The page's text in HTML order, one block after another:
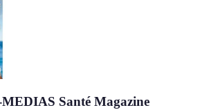
Santé Magazine